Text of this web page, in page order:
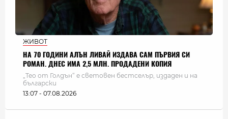
ЖИВОТ
НА 70 ГОДИНИ АЛЪН ЛИВАЙ ИЗДАВА САМ ПЪРВИЯ СИ
РОМАН. ДНЕС ИМА 2,5 МЛН. ПРОДАДЕНИ КОПИЯ
„Тео от Голдън“ е световен бестселър, издаден и на
български
13:07 - 07.08.2026